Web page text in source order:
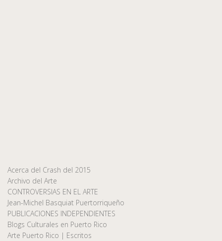
Acerca del Crash del 2015
Archivo del Arte
CONTROVERSIAS EN EL ARTE
Jean-Michel Basquiat Puertorriqueño
PUBLICACIONES INDEPENDIENTES
Blogs Culturales en Puerto Rico
Arte Puerto Rico | Escritos